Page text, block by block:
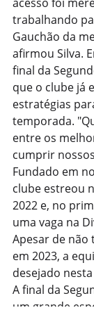
trabalhando
Gauchão da
afirmou Silva.
final da
que o clube já
estratégias
temporada.
entre os
cumprir
Fundado em
clube estreou
2022 e, no
uma vaga na
Apesar de
em 2023, a
desejado
A final da
um grande